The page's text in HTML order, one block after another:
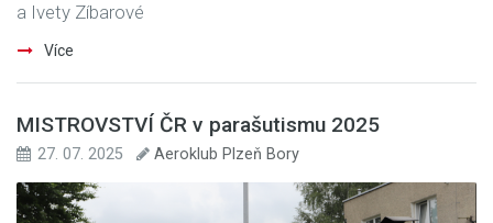
a Ivety Zíbarové
Více
MISTROVSTVÍ ČR v parašutismu 2025
27. 07. 2025 Aeroklub Plzeň Bory